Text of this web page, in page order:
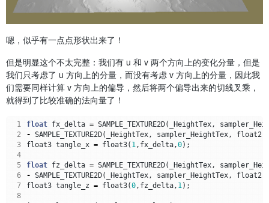
嗯，似乎有一点点形状出来了！
但是明显这个不太完整：我们有 u 和 v 两个方向上的变化分量，但是
我们只考虑了 u 方向上的分量，而没有考虑 v 方向上的分量，因此我
们需要同样计算 v 方向上的偏导，然后将两个偏导出来的切线叉乘，
就得到了比较准确的法向量了！
1 float fx_delta = SAMPLE_TEXTURE2D( _HeightTex,
2
- SAMPLE_TEXTURE2D( _HeightTex, sampler_HeightTex, float2
3
float3 tangle_x = float3( 1, fx_delta,0);
4
5
float fz_delta = SAMPLE_TEXTURE2D( _HeightTex,
6
- SAMPLE_TEXTURE2D( _HeightTex, sampler_HeightTex, float2
7
float3 tangle_z = float3(0, fz_delta, 1);
8